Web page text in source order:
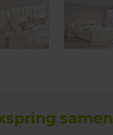
samen